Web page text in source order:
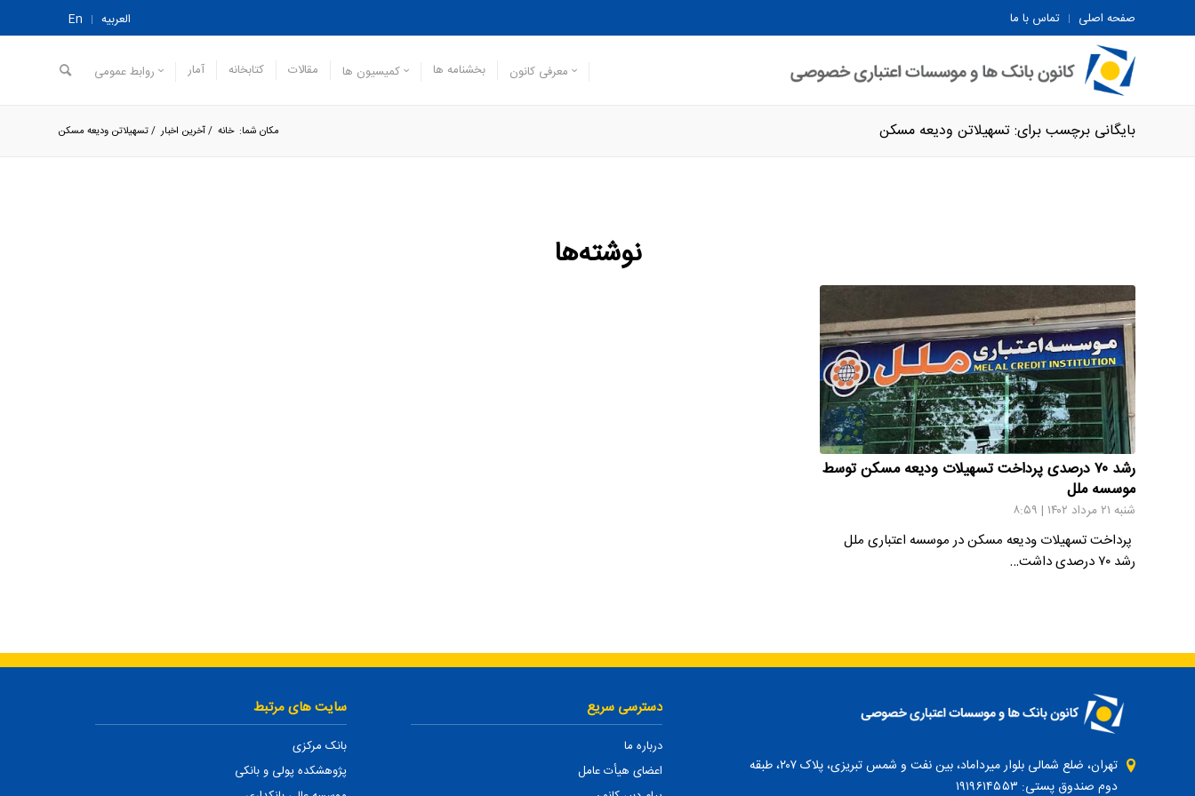
صفحه اصلی تماس با ما العربیه En
معرفی کانون بخشنامه ها کمیسیون ها مقالات کتابخانه آمار روابط عمومی
بایگانی برچسب برای: تسهیلاتن ودیعه مسکن مکان شما: خانه /آخرین اخبار /تسهیلاتن ودیعه مسکن
نوشته‌ها
رشد ۷۰ درصدی پرداخت تسهیلات ودیعه مسکن توسط
موسسه ملل
شنبه ۲۱ مرداد ۱۴۰۲ | ۸:۵۹
پرداخت تسهیلات ودیعه مسکن در موسسه اعتباری ملل
رشد ۷۰ درصدی داشت…
تهران، ضلع شمالی بلوار میرداماد، بین نفت و شمس تبریزی، پلاک ۲۰۷، طبقه
دوم صندوق پستی: ۱۹۱۹۶۱۴۵۵۳
دسترسی سریع
درباره ما
اعضای هیأت عامل
سایت های مرتبط
بانک مرکزی
پژوهشکده پولی و بانکی